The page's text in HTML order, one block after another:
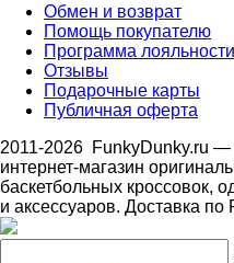
Обмен и возврат
Помощь покупателю
Программа лояльности
Отзывы
Подарочные карты
Публичная оферта
2011-2026 FunkyDunky.ru —
интернет-магазин
баскетбольных кроссовок,
и аксессуаров. Доставка по